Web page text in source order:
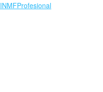
INMFProfesional